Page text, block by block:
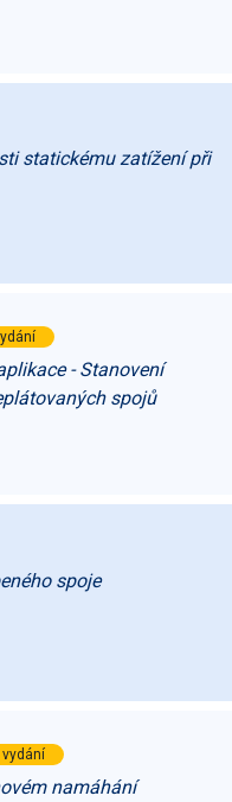
statickému zatížení při
- Stanovení
spojů
spoje
namáhání